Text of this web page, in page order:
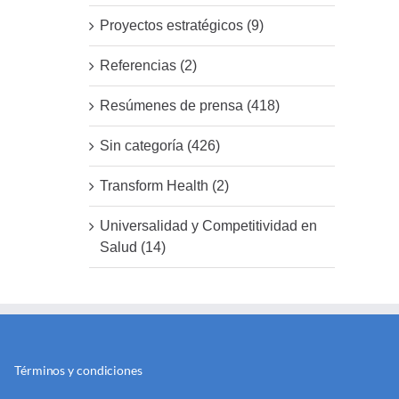
Proyectos estratégicos (9)
Referencias (2)
Resúmenes de prensa (418)
Sin categoría (426)
Transform Health (2)
Universalidad y Competitividad en
Salud (14)
Términos y condiciones